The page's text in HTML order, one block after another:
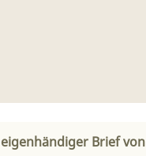
eigenhändiger Brief